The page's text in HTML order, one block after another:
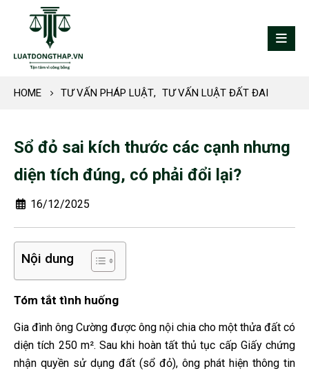
HOME TƯ VẤN PHÁP LUẬT, TƯ VẤN LUẬT ĐẤT ĐAI
Sổ đỏ sai kích thước các cạnh nhưng
diện tích đúng, có phải đổi lại?
16/12/2025
Nội dung
Tóm tắt tình huống
Gia đình ông Cường được ông nội chia cho một thửa đất có
diện tích 250 m². Sau khi hoàn tất thủ tục cấp Giấy chứng
nhận quyền sử dụng đất (sổ đỏ), ông phát hiện thông tin